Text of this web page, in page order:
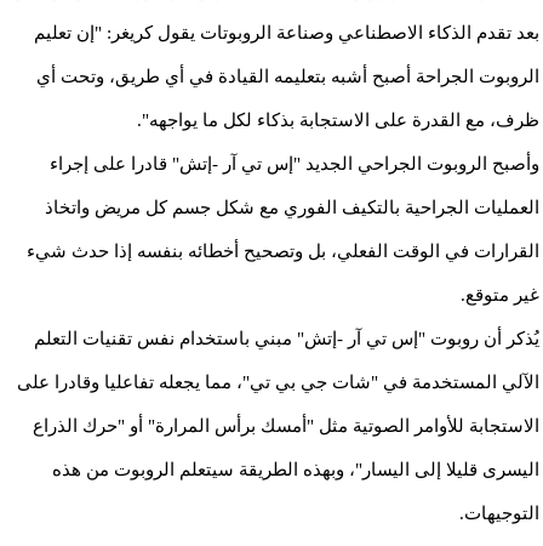
بعد تقدم الذكاء الاصطناعي وصناعة الروبوتات يقول كريغر: "إن تعليم
الروبوت الجراحة أصبح أشبه بتعليمه القيادة في أي طريق، وتحت أي
ظرف، مع القدرة على الاستجابة بذكاء لكل ما يواجهه".
وأصبح الروبوت الجراحي الجديد "إس تي آر -إتش" قادرا على إجراء
العمليات الجراحية بالتكيف الفوري مع شكل جسم كل مريض واتخاذ
القرارات في الوقت الفعلي، بل وتصحيح أخطائه بنفسه إذا حدث شيء
غير متوقع.
يُذكر أن روبوت "إس تي آر -إتش" مبني باستخدام نفس تقنيات التعلم
الآلي المستخدمة في "شات جي بي تي"، مما يجعله تفاعليا وقادرا على
الاستجابة للأوامر الصوتية مثل "أمسك برأس المرارة" أو "حرك الذراع
اليسرى قليلا إلى اليسار"، وبهذه الطريقة سيتعلم الروبوت من هذه
التوجيهات.